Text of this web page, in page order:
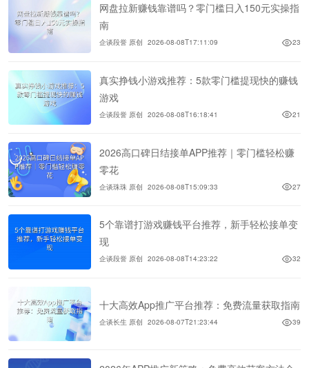
网盘拉新赚钱靠谱吗？零门槛日入150元实操指
南
企谈段誉 原创 2026-08-08T17:11:09 23
真实挣钱小游戏推荐：5款零门槛提现快的赚钱
游戏
企谈段誉 原创 2026-08-08T16:18:41 21
2026高口碑日结接单APP推荐｜零门槛轻松赚
零花
企谈珠珠 原创 2026-08-08T15:09:33 27
5个靠谱打游戏赚钱平台推荐，新手轻松接单变
现
企谈段誉 原创 2026-08-08T14:23:22 32
十大高效App推广平台推荐：免费流量获取指南
企谈长生 原创 2026-08-07T21:23:44 39